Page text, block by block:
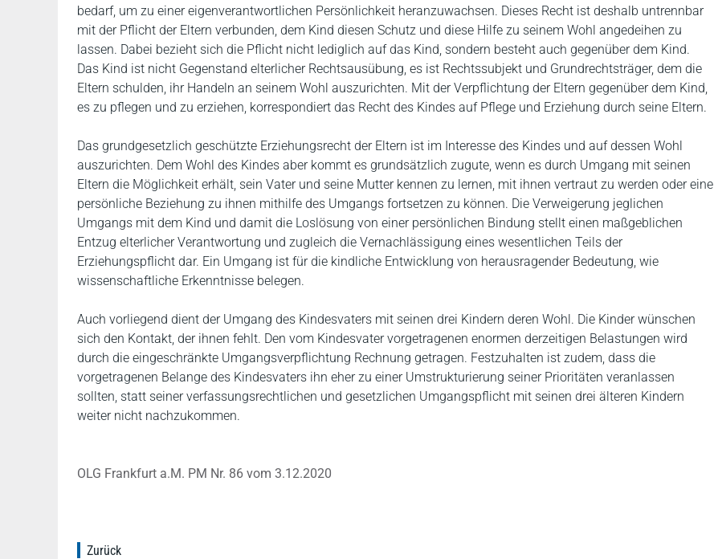
bedarf, um zu einer eigenverantwortlichen Persönlichkeit heranzuwachsen. Dieses Recht ist deshalb untrennbar
mit der Pflicht der Eltern verbunden, dem Kind diesen Schutz und diese Hilfe zu seinem Wohl angedeihen zu
lassen. Dabei bezieht sich die Pflicht nicht lediglich auf das Kind, sondern besteht auch gegenüber dem Kind.
Das Kind ist nicht Gegenstand elterlicher Rechtsausübung, es ist Rechtssubjekt und Grundrechtsträger, dem die
Eltern schulden, ihr Handeln an seinem Wohl auszurichten. Mit der Verpflichtung der Eltern gegenüber dem Kind,
es zu pflegen und zu erziehen, korrespondiert das Recht des Kindes auf Pflege und Erziehung durch seine Eltern.
Das grundgesetzlich geschützte Erziehungsrecht der Eltern ist im Interesse des Kindes und auf dessen Wohl
auszurichten. Dem Wohl des Kindes aber kommt es grundsätzlich zugute, wenn es durch Umgang mit seinen
Eltern die Möglichkeit erhält, sein Vater und seine Mutter kennen zu lernen, mit ihnen vertraut zu werden oder eine
persönliche Beziehung zu ihnen mithilfe des Umgangs fortsetzen zu können. Die Verweigerung jeglichen
Umgangs mit dem Kind und damit die Loslösung von einer persönlichen Bindung stellt einen maßgeblichen
Entzug elterlicher Verantwortung und zugleich die Vernachlässigung eines wesentlichen Teils der
Erziehungspflicht dar. Ein Umgang ist für die kindliche Entwicklung von herausragender Bedeutung, wie
wissenschaftliche Erkenntnisse belegen.
Auch vorliegend dient der Umgang des Kindesvaters mit seinen drei Kindern deren Wohl. Die Kinder wünschen
sich den Kontakt, der ihnen fehlt. Den vom Kindesvater vorgetragenen enormen derzeitigen Belastungen wird
durch die eingeschränkte Umgangsverpflichtung Rechnung getragen. Festzuhalten ist zudem, dass die
vorgetragenen Belange des Kindesvaters ihn eher zu einer Umstrukturierung seiner Prioritäten veranlassen
sollten, statt seiner verfassungsrechtlichen und gesetzlichen Umgangspflicht mit seinen drei älteren Kindern
weiter nicht nachzukommen.
OLG Frankfurt a.M. PM Nr. 86 vom 3.12.2020
Zurück